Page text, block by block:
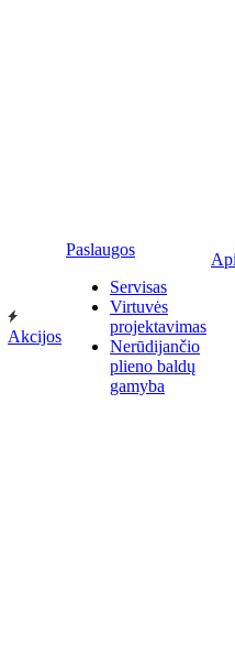
Akcijos
Paslaugos
Servisas
Virtuvės
projektavimas
Nerūdijančio
plieno baldų
gamyba